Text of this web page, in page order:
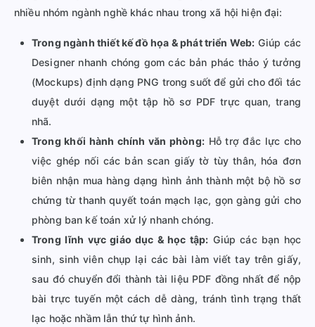
nhiều nhóm ngành nghề khác nhau trong xã hội hiện đại:
Trong ngành thiết kế đồ họa & phát triển Web: Giúp các
Designer nhanh chóng gom các bản phác thảo ý tưởng
(Mockups) định dạng PNG trong suốt để gửi cho đối tác
duyệt dưới dạng một tập hồ sơ PDF trực quan, trang
nhã.
Trong khối hành chính văn phòng:Hỗ trợ đắc lực cho
việc ghép nối các bản scan giấy tờ tùy thân, hóa đơn
biên nhận mua hàng dạng hình ảnh thành một bộ hồ sơ
chứng từ thanh quyết toán mạch lạc, gọn gàng gửi cho
phòng ban kế toán xử lý nhanh chóng.
Trong lĩnh vực giáo dục & học tập: Giúp các bạn học
sinh, sinh viên chụp lại các bài làm viết tay trên giấy,
sau đó chuyển đổi thành tài liệu PDF đồng nhất để nộp
bài trực tuyến một cách dễ dàng, tránh tình trạng thất
lạc hoặc nhầm lẫn thứ tự hình ảnh.